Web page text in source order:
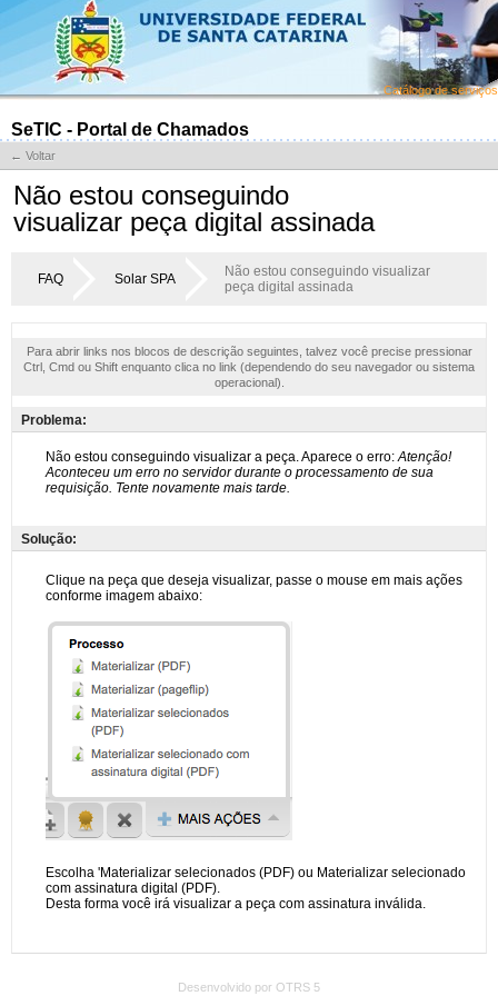
Catálogo de serviços
SeTIC - Portal de Chamados
← Voltar
Não estou conseguindo
visualizar peça digital assinada
FAQ Solar SPA
Não estou conseguindo visualizar
peça digital assinada
Para abrir links nos blocos de descrição seguintes, talvez você precise pressionar
Ctrl, Cmd ou Shift enquanto clica no link (dependendo do seu navegador ou sistema
operacional).
Problema:
Solução:
Desenvolvido por OTRS 5